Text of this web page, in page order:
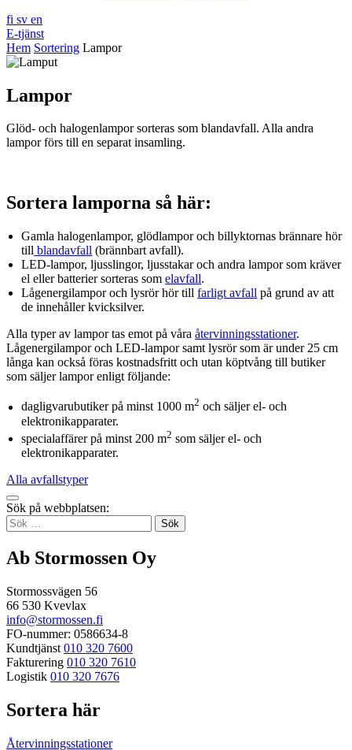
fi sv en
E-tjänst
Hem Sortering Lampor
Lampor
Glöd- och halogenlampor sorteras som blandavfall. Alla andra
lampor förs till en separat insamling.
Sortera lamporna så här:
Gamla halogenlampor, glödlampor och billyktornas brännare hör
till blandavfall (brännbart avfall).
LED-lampor, ljusslingor, ljusstakar och andra lampor som kräver
el eller batterier sorteras somelavfall.
Lågenergilampor och lysrör hör tillfarligt avfall på grund av att
de innehåller kvicksilver.
Alla typer av lampor tas emot på våra återvinningsstationer.
Lågenergilampor och LED-lampor samt lysrör som är under 25 cm
långa kan också föras kostnadsfritt och utan köptvång till butiker
som säljer lampor enligt följande:
dagligvarubutiker på minst 1000 m2 och säljer el- och
elektronikapparater.
specialaffärer på minst 200 m2 som säljer el- och
elektronikapparater.
Alla avfallstyper
Tillbaka
up
Sök på webbplatsen:
Sök
efter:
Ab Stormossen Oy
Stormossvägen 56
66 530 Kvevlax
info@stormossen.fi
FO-nummer: 0586634-8
Kundtjänst 010 320 7600
Fakturering 010 320 7610
Logistik 010 320 7676
Sortera här
Återvinningsstationer